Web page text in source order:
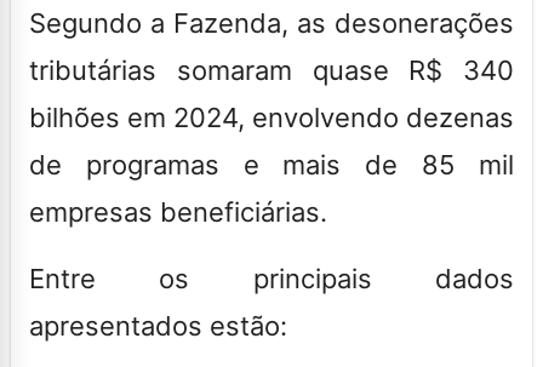
Segundo a Fazenda, as desonerações
tributárias somaram quase R$ 340
bilhões em 2024, envolvendo dezenas
de programas e mais de 85 mil
empresas beneficiárias.
Entre os principais dados
apresentados estão: